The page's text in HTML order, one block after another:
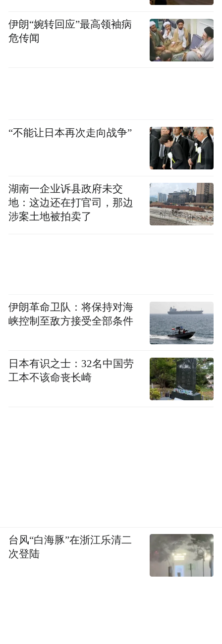
伊朗“婉转回应”最高领袖病
危传闻
“不能让日本再次走向战争”
湖南一企业诉县政府未交
地：这边还在打官司，那边
涉案土地被拍卖了
伊朗革命卫队：将保持对海
峡控制至敌方接受全部条件
日本有识之士：32名中国劳
工本不该命丧长崎
台风“白海豚”在浙江乐清二
次登陆